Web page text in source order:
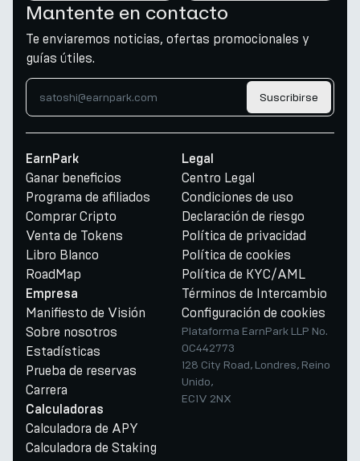
Mantente en contacto
Te enviaremos noticias, ofertas promocionales y
guías útiles.
Suscribirse
EarnPark
Ganar beneficios
Programa de afiliados
Comprar Cripto
Venta de Tokens
Libro Blanco
RoadMap
Empresa
Manifiesto de Visión
Sobre nosotros
Estadísticas
Prueba de reservas
Carrera
Calculadoras
Calculadora de APY
Calculadora de Staking
Legal
Centro Legal
Condiciones de uso
Declaración de riesgo
Política de privacidad
Política de cookies
Política de KYC/AML
Términos de Intercambio
Configuración de cookies
Plataforma EarnPark LLP No.
OC442773
128 City Road, Londres, Reino
Unido,
EC1V 2NX